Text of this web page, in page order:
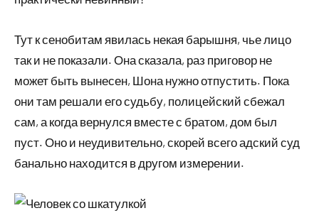
Тут к сенобитам явилась некая барышня, чье лицо
так и не показали. Она сказала, раз приговор не
может быть вынесен, Шона нужно отпустить. Пока
они там решали его судьбу, полицейский сбежал
сам, а когда вернулся вместе с братом, дом был
пуст. Оно и неудивительно, скорей всего адский суд
банально находится в другом измерении.